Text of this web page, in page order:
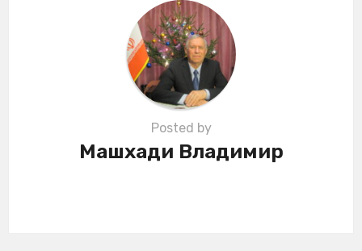
Posted by
Машхади Владимир